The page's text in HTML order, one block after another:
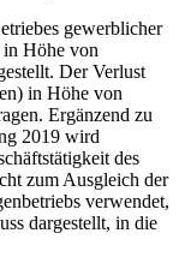
gewerblicher
Höhe von
Der Verlust
in Höhe von
Ergänzend zu
2019 wird
des
zum Ausgleich der
verwendet,
dargestellt, in die